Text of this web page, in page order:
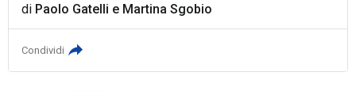
di Paolo Gatelli e Martina Sgobio
Condividi